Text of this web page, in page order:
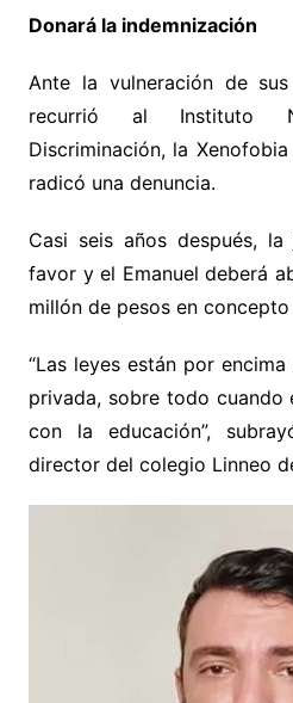
Donará la indemnización
Ante la vulneración de
recurrió al Instituto
Discriminación, la
radicó una denuncia.
Casi seis años después,
favor y el Emanuel deberá
millón de pesos en
“Las leyes están por
privada, sobre todo cuando
con la educación”,
director del colegio Linneo